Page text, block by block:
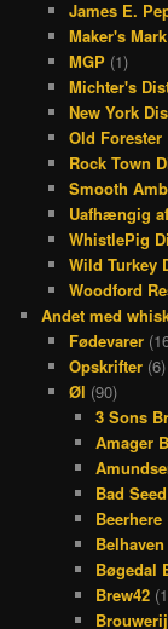
James E.
Maker's
MGP(1)
Michter's
New York
Old
Rock Town
Smooth
Uafhængig
WhistlePig
Wild Turkey
Woodford
Andet med
Fødevarer
Opskrifter(6)
Øl (90)
3 Sons
Amager
Bad
Beerhere
Bøgedal
Brew42